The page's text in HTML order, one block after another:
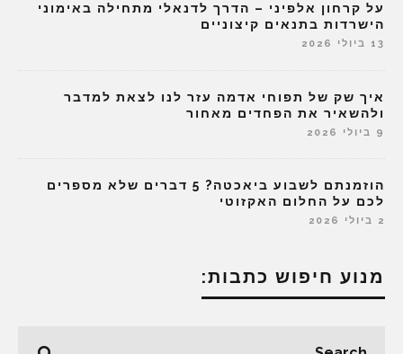
על קרחון אלפיני – הדרך לדנאלי מתחילה באימוני
הישרדות בתנאים קיצוניים
13 ביולי 2026
איך שק של תפוחי אדמה עזר לנו לצאת למדבר
ולהשאיר את הפחדים מאחור
9 ביולי 2026
הוזמנתם לשבוע ביאכטה? 5 דברים שלא מספרים
לכם על החלום האקזוטי
2 ביולי 2026
מנוע חיפוש כתבות: